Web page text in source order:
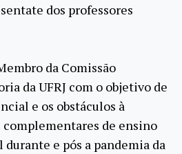
dos professores
da Comissão
da UFRJ com o objetivo de
e os obstáculos à
de ensino
e pós a pandemia da